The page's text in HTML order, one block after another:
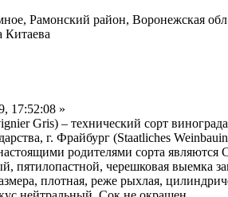
Рамонский район, Воронежская
Китаева
17:52:08 »
Gris) – технический сорт
г. Фрайбург (Staatliches
родителями сорта являются
пятилопастной, черешковая выемка
плотная, реже рыхлая,